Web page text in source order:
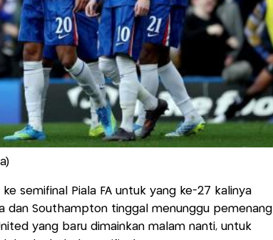
semifinal Piala FA untuk yang ke-27 kalinya
dan Southampton tinggal menunggu pemenang
yang baru dimainkan malam nanti, untuk